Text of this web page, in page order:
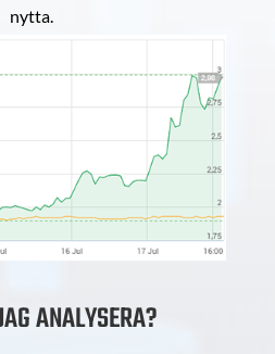
nytta.
ANALYSERA?